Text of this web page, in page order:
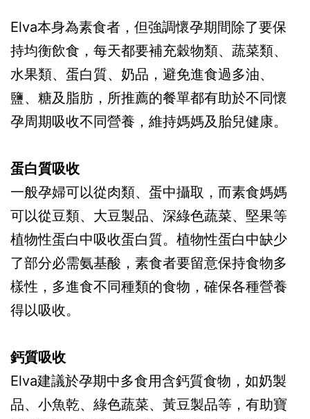
Elva本身為素食者，但強調懷孕期間除了要保
持均衡飲食，每天都要補充穀物類、蔬菜類、
水果類、蛋白質、奶品，避免進食過多油、
鹽、糖及脂肪，所推薦的餐單都有助於不同懷
孕周期吸收不同營養，維持媽媽及胎兒健康。
蛋白質吸收
一般孕婦可以從肉類、蛋中攝取，而素食媽媽
可以從豆類、大豆製品、深綠色蔬菜、堅果等
植物性蛋白中吸收蛋白質。植物性蛋白中缺少
了部分必需氨基酸，素食者要留意保持食物多
樣性，多進食不同種類的食物，確保各種營養
得以吸收。
鈣質吸收
Elva建議於孕期中多食用含鈣質食物，如奶製
品、小魚乾、綠色蔬菜、黃豆製品等，有助寶